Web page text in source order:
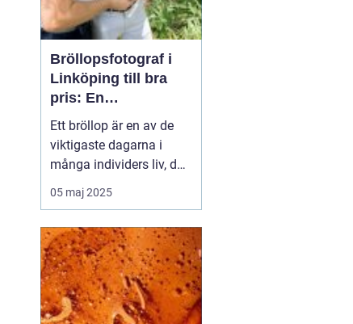
Bröllopsfotograf i
Linköping till bra
pris: En
nyckelspelare för
oförglömliga
minnen
Ett bröllop är en av de
viktigaste dagarna i
många individers liv, där
alla detaljer har
betydelse. En av dessa
den omfattande
planeringen, är valet av
bröllopsfotograf i
Linköping. ...
05 maj 2025